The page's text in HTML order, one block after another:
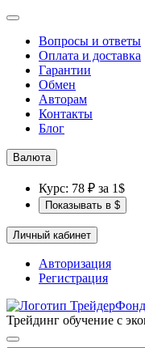
Вопросы и ответы
Оплата и доставка
Гарантии
Обмен
Авторам
Контакты
Блог
Валюта
Курс: 78 ₽ за 1$
Показывать в $
Личный кабинет
Авторизация
Регистрация
Трейдинг обучение с